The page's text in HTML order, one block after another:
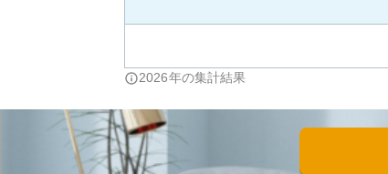
2026年の集計結果